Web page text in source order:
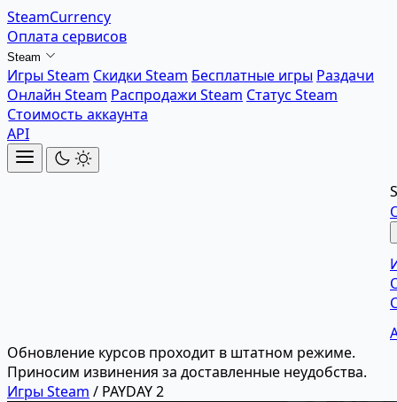
SteamCurrency
Оплата сервисов
Steam
Игры Steam Скидки Steam Бесплатные игры Раздачи
Онлайн Steam Распродажи Steam Статус Steam
Стоимость аккаунта
API
Обновление курсов проходит в штатном режиме.
Приносим извинения за доставленные неудобства.
Игры Steam / PAYDAY 2